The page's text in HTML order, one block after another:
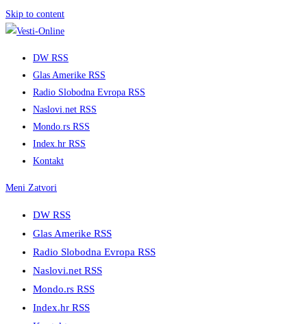
Skip to content
DW RSS
Glas Amerike RSS
Radio Slobodna Evropa RSS
Naslovi.net RSS
Mondo.rs RSS
Index.hr RSS
Kontakt
Meni Zatvori
DW RSS
Glas Amerike RSS
Radio Slobodna Evropa RSS
Naslovi.net RSS
Mondo.rs RSS
Index.hr RSS